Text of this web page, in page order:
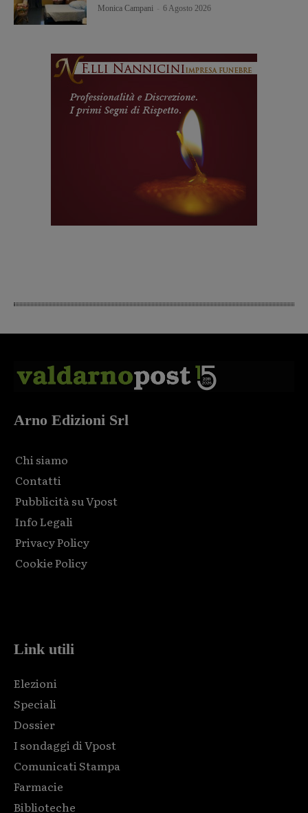
Monica Campani 6 Agosto 2026
Arno Edizioni Srl
Chi siamo
Contatti
Pubblicità su Vpost
Info Legali
Privacy Policy
Cookie Policy
Link utili
Elezioni
Speciali
Dossier
I sondaggi di Vpost
Comunicati Stampa
Farmacie
Biblioteche